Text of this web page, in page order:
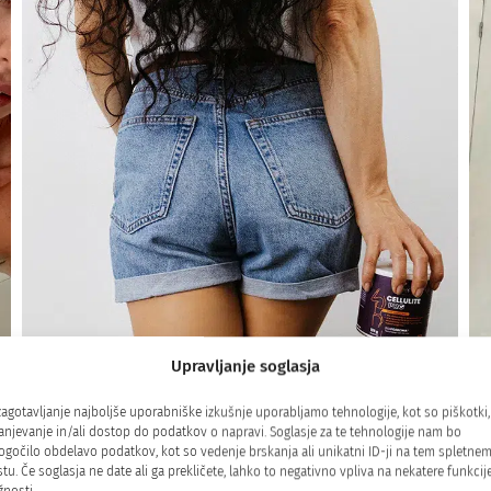
Upravljanje soglasja
najboljše uporabniške izkušnje uporabljamo tehnologije, kot so piškotki,
in/ali dostop do podatkov o napravi. Soglasje za te tehnologije nam bo
obdelavo podatkov, kot so vedenje brskanja ali unikatni ID-ji na tem spletnem
Če soglasja ne date ali ga prekličete, lahko to negativno vpliva na nekatere
5/5